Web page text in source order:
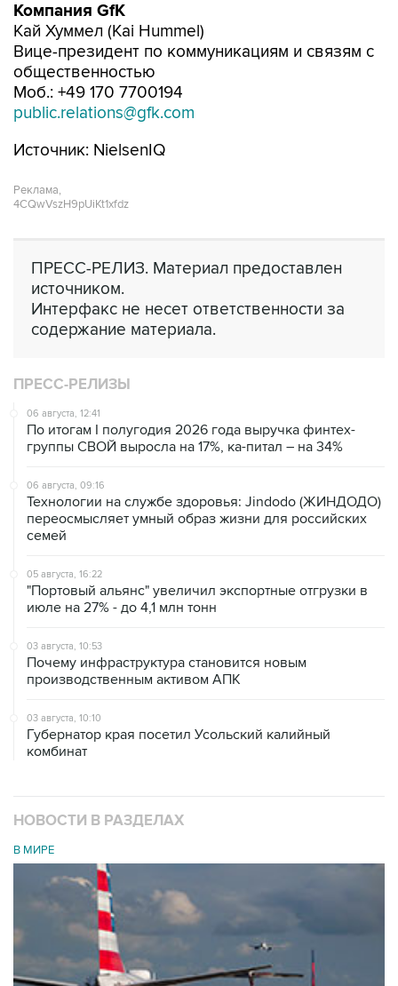
Компания GfK
Кай Хуммел (Kai Hummel)
Вице-президент по коммуникациям и связям с
общественностью
Моб.: +49 170 7700194
public.relations@gfk.com
Источник: NielsenIQ
Реклама,
4CQwVszH9pUiKt1xfdz
ПРЕСС-РЕЛИЗ. Материал предоставлен
источником.
Интерфакс не несет ответственности за
содержание материала.
ПРЕСС-РЕЛИЗЫ
06 августа, 12:41
По итогам I полугодия 2026 года выручка финтех-
группы СВОЙ выросла на 17%, ка-питал – на 34%
06 августа, 09:16
Технологии на службе здоровья: Jindodo (ЖИНДОДО)
переосмысляет умный образ жизни для российских
семей
05 августа, 16:22
"Портовый альянс" увеличил экспортные отгрузки в
июле на 27% - до 4,1 млн тонн
03 августа, 10:53
Почему инфраструктура становится новым
производственным активом АПК
03 августа, 10:10
Губернатор края посетил Усольский калийный
комбинат
НОВОСТИ В РАЗДЕЛАХ
В МИРЕ